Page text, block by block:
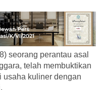
seorang perantau asal
telah membuktikan
usaha kuliner dengan